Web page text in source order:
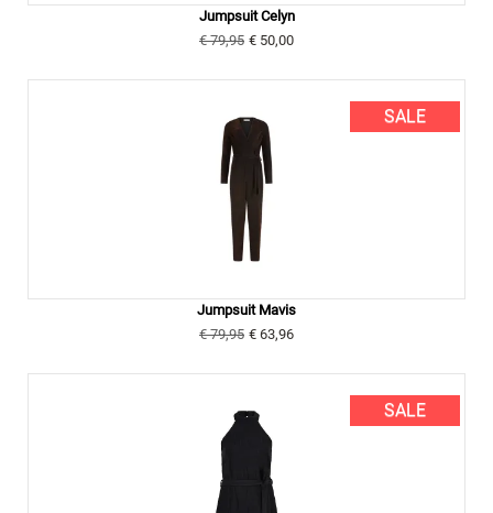
Jumpsuit Celyn
€ 79,95 € 50,00
SALE
Jumpsuit Mavis
€ 79,95 € 63,96
SALE